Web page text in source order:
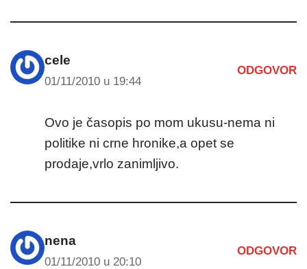
cele
01/11/2010 u 19:44
ODGOVOR
Ovo je časopis po mom ukusu-nema ni
politike ni crne hronike,a opet se
prodaje,vrlo zanimljivo.
nena
01/11/2010 u 20:10
ODGOVOR